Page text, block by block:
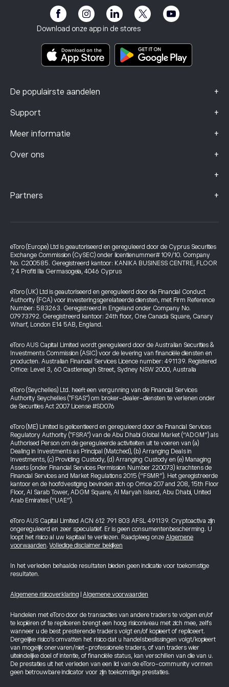
Download onze app in de stores
De populairste aandelen +
Support +
Meer informatie +
Over ons +
Impressum
+
Risicomelding
Algemene voorwaarden
Documenten met belangrijke informatie
Klachtengegevens (FCA-klanten)
Partners +
Beleggingsverzekering
eToro (Europe) Ltd is geautoriseerd en gereguleerd door de Cyprus Securities
Exchange Commission (CySEC) onder licentienummer# 109/10. Company
No. C200585. Geregistreerd kantoor: KANIKA BUSINESS CENTRE, FLOOR
7, 4 Profiti Ilia Germasogeia, 4046 Cyprus
eToro (UK) Ltd is geautoriseerd en gereguleerd door de Financial Conduct
Authority (FCA) voor investeringsgerelateerde diensten, met Firm Reference
Number: 583263. Geregistreerd in Engeland onder Company No.
07973792. Geregistreerd kantoor: 24th floor, One Canada Square, Canary
Wharf, London E14 5AB, England.
eToro AUS Capital Limited wordt gereguleerd door de Australian Securities &
Investments Commission (ASIC) voor de levering van financiële diensten en
producten. Australian Financial Services Licence number: 491139. Registered
Office: Level 3, 60 Castlereagh Street, Sydney NSW 2000, Australia
eToro (Seychelles) Ltd. heeft een vergunning van de Financial Services
Authority Seychelles ("FSAS") om broker-dealer-diensten te verlenen onder
de Securities Act 2007 License #SD076
eToro (ME) Limited is gelicentieerd en gereguleerd door de Financial Services
Regulatory Authority ("FSRA") van de Abu Dhabi Global Market (“ADGM”) als
Authorised Person om de gereguleerde activiteiten uit te voeren van (a)
Dealing in Investments as Principal (Matched), (b) Arranging Deals in
Investments, (c) Providing Custody, (d) Arranging Custody en (e) Managing
Assets (onder Financial Services Permission Number 220073) krachtens de
Financial Services and Market Regulations 2015 (“FSMR”). Het geregistreerde
kantoor en de hoofdvestiging bevinden zich op Office 207 and 208, 15th Floor
Floor, Al Sarab Tower, ADGM Square, Al Maryah Island, Abu Dhabi, United
Arab Emirates (“UAE”).
eToro AUS Capital Limited ACN 612 791 803 AFSL 491139. Cryptoactiva zijn
ongereguleerd en zeer speculatief. Er is geen consumentenbescherming. U
loopt het risico al uw kapitaal te verliezen. Raadpleeg onze Algemene
voorwaarden.Volledige disclaimer bekijken
In het verleden behaalde resultaten bieden geen indicatie voor toekomstige
resultaten.
Algemene risicoverklaring Algemene voorwaarden
Handelen met eToro door de transacties van andere traders te volgen en/of
te kopiëren of te repliceren brengt een hoog risiconiveau met zich mee, zelfs
wanneer u de best presterende traders volgt en/of kopieert of repliceert.
Dergelijke risico’s omvatten het risico dat u handelsbeslissingen volgt/kopieert
van mogelijk onervaren/niet-professionele traders, of van traders wier
uiteindelijke doel of intentie, of financiële status, kan verschillen van die van u.
De prestaties uit het verleden van een lid van de eToro-community vormen
geen betrouwbare indicator voor zijn toekomstige prestaties.